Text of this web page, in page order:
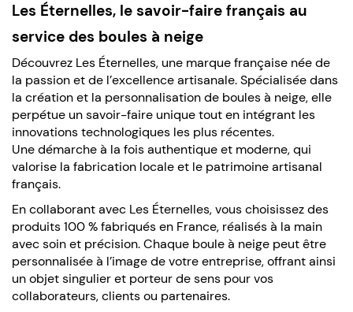
Les Éternelles, le savoir-faire français au
service des boules à neige
Découvrez Les Éternelles, une marque française née de
la passion et de l’excellence artisanale. Spécialisée dans
la création et la personnalisation de boules à neige, elle
perpétue un savoir-faire unique tout en intégrant les
innovations technologiques les plus récentes.
Une démarche à la fois authentique et moderne, qui
valorise la fabrication locale et le patrimoine artisanal
français.
En collaborant avec Les Éternelles, vous choisissez des
produits 100 % fabriqués en France, réalisés à la main
avec soin et précision. Chaque boule à neige peut être
personnalisée à l’image de votre entreprise, offrant ainsi
un objet singulier et porteur de sens pour vos
collaborateurs, clients ou partenaires.